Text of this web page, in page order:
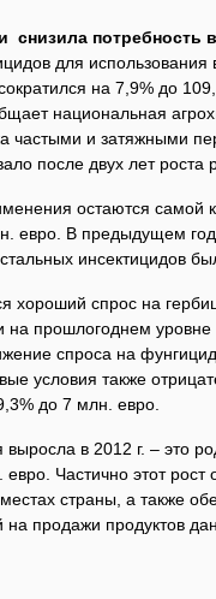
снизила потребность
для использования
сократился на 7,9% до
национальная
частыми и затяжными
после двух лет роста
остаются самой
евро. В предыдущем
инсектицидов
хороший спрос на
на прошлогоднем
спроса на
условия также
до 7 млн. евро.
выросла в 2012 г. – это
Частично этот рост
страны, а также
продажи продуктов